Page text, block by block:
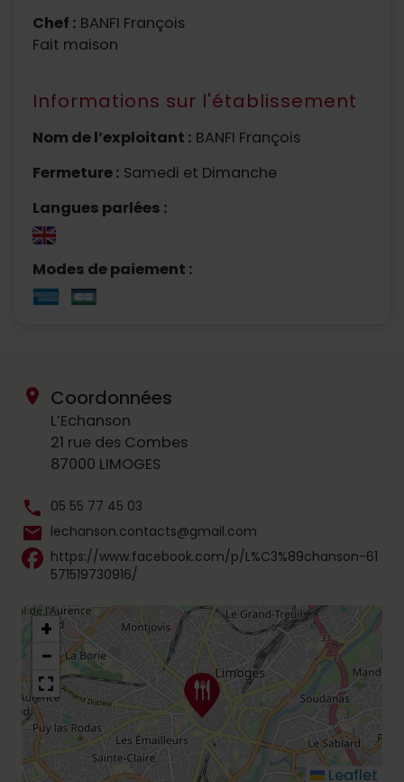
Chef : BANFI François
Fait maison
Informations sur l'établissement
Nom de l’exploitant : BANFI François
Fermeture : Samedi et Dimanche
Langues parlées :
Modes de paiement :
location_on Coordonnées
L’Echanson
21 rue des Combes
87000 LIMOGES
phone 05 55 77 45 03
mail lechanson.contacts@gmail.com
https://www.facebook.com/p/L%C3%89chanson-61
571519730916/
+
−
Leaflet